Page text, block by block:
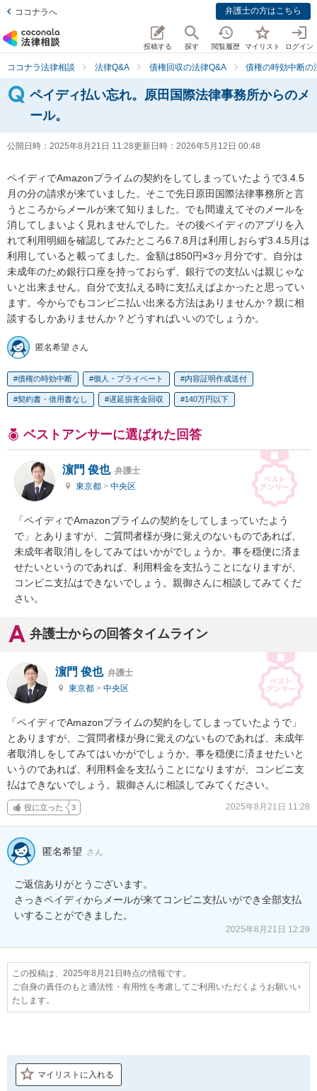
ココナラへ 弁護士の方はこちら
投稿する 探す 閲覧履歴 マイリスト ログイン
ココナラ法律相談 法律Q&A 債権回収の法律Q&A 債権の時効中断の
ペイディ払い忘れ。原田国際法律事務所からのメ
ール。
公開日時： 2025年8月21日 11:28更新日時： 2026年5月12日 00:48
ペイディでAmazonプライムの契約をしてしまっていたようで3.4.5
月の分の請求が来ていました。そこで先日原田国際法律事務所と言
うところからメールが来て知りました。でも間違えてそのメールを
消してしまいよく見れませんでした。その後ペイディのアプリを入
れて利用明細を確認してみたところ6.7.8月は利用しおらず3.4.5月は
利用していると載ってました。金額は850円×3ヶ月分です。自分は
未成年のため銀行口座を持っておらず、銀行での支払いは親じゃな
いと出来ません。自分で支払える時に支払えばよかったと思ってい
ます。今からでもコンビニ払い出来る方法はありませんか？親に相
談するしかありませんか？どうすればいいのでしょうか。
匿名希望 さん
債権の時効中断 個人・プライベート 内容証明作成送付
契約書・借用書なし 遅延損害金回収 140万円以下
ベストアンサーに選ばれた回答
濵門 俊也 弁護士
東京都 > 中央区
「ペイディでAmazonプライムの契約をしてしまっていたよう
で」とありますが、ご質問者様が身に覚えのないものであれば、
未成年者取消しをしてみてはいかがでしょうか。事を穏便に済ま
せたいというのであれば、利用料金を支払うことになりますが、
コンビニ支払はできないでしょう。親御さんに相談してみてくだ
さい。
弁護士からの回答タイムライン
濵門 俊也 弁護士
東京都 > 中央区
「ペイディでAmazonプライムの契約をしてしまっていたようで」
とありますが、ご質問者様が身に覚えのないものであれば、未成年
者取消しをしてみてはいかがでしょうか。事を穏便に済ませたいと
いうのであれば、利用料金を支払うことになりますが、コンビニ支
払はできないでしょう。親御さんに相談してみてください。
役に立った 3 2025年8月21日 11:28
匿名希望 さん
ご返信ありがとうございます。
さっきペイディからメールが来てコンビニ支払いができ全部支払
いすることができました。
2025年8月21日 12:29
この投稿は、2025年8月21日時点の情報です。
ご自身の責任のもと適法性・有用性を考慮してご利用いただくようお願いい
たします。
マイリストに入れる